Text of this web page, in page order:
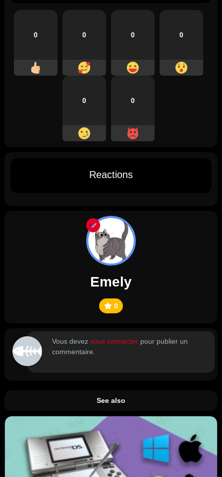
0 0 0 0
0 0
Reactions
Emely
0
Vous devez vous connecterpour publier un
commentaire.
See also